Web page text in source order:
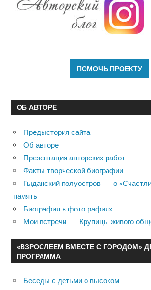
ОБ АВТОРЕ
Предыстория сайта
Об авторе
Презентация авторских работ
Факты творческой биографии
Гыданский полуостров — о
память
Биография в фотографиях
Мои встречи — Крупицы живого
«ВЗРОСЛЕЕМ ВМЕСТЕ С ГОРОДОМ»
ПРОГРАММА
Беседы с детьми о высоком